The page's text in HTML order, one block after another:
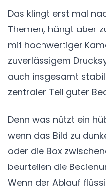
Das klingt erst mal
Themen, hängt aber
mit hochwertiger
zuverlässigem
auch insgesamt
zentraler Teil guter
Denn was nützt ein
wenn das Bild zu
oder die Box
beurteilen die
Wenn der Ablauf